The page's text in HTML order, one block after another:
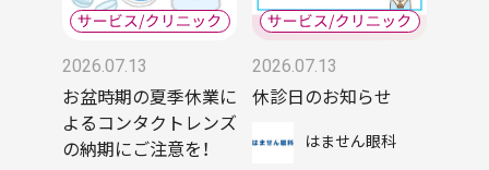
2026.07.13
お盆時期の夏季休業に
よるコンタクトレンズ
の納期にご注意を！
2026.07.13
休診日のお知らせ
はません眼科